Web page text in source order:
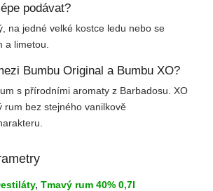
podávat?
na jedné velké kostce ledu nebo se
a limetou.
Bumbu Original a Bumbu XO?
s přírodními aromaty z Barbadosu. XO
rum bez stejného vanilkově
, Tmavý rum 40% 0,7l